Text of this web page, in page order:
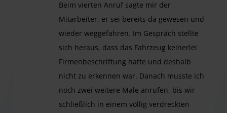
30 minuten geldt een toeslag van €30,-.
Wijzigingen in uw reservering:Neem telefonisch contact
op met de parkeeraanbieder.
Opmerkingen:Houd er rekening mee dat de
parkeeraanbieder uw voertuig maximaal 15 km (30 km
heen en terug) naar het parkeerterrein rijdt, waar het
tijdens uw afwezigheid veilig en bewaakt geparkeerd staat.
Standaard Service (Shuttle)
Beim vierten Anruf sagte mir der
Mitarbeiter, er sei bereits da gewesen und
wieder weggefahren. Im Gespräch stellte
sich heraus, dass das Fahrzeug keinerlei
Firmenbeschriftung hatte und deshalb
nicht zu erkennen war. Danach musste ich
noch zwei weitere Male anrufen, bis wir
schließlich in einem völlig verdreckten